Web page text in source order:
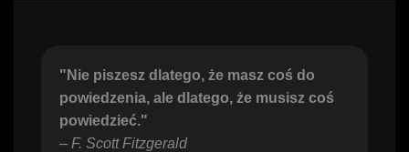
"Nie piszesz dlatego, że masz coś do
powiedzenia, ale dlatego, że musisz coś
powiedzieć."
– F. Scott Fitzgerald